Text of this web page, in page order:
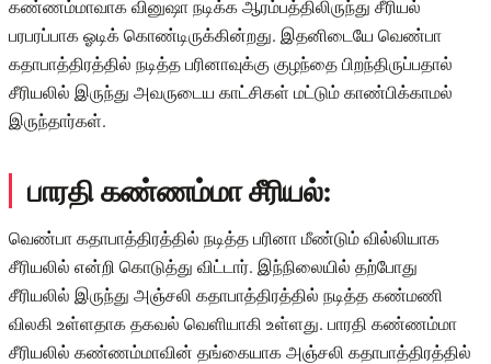
கண்ணம்மாவாக வினுஷா நடிக்க ஆரம்பத்திலிருந்து சீரியல்
பரபரப்பாக ஓடிக் கொண்டிருக்கின்றது. இதனிடையே வெண்பா
கதாபாத்திரத்தில் நடித்த பரினாவுக்கு குழந்தை பிறந்திருப்பதால்
சீரியலில் இருந்து அவருடைய காட்சிகள் மட்டும் காண்பிக்காமல்
இருந்தார்கள்.
பாரதி கண்ணம்மா சீரியல்:
வெண்பா கதாபாத்திரத்தில் நடித்த பரினா மீண்டும் வில்லியாக
சீரியலில் என்றி கொடுத்து விட்டார். இந்நிலையில் தற்போது
சீரியலில் இருந்து அஞ்சலி கதாபாத்திரத்தில் நடித்த கண்மணி
விலகி உள்ளதாக தகவல் வெளியாகி உள்ளது. பாரதி கண்ணம்மா
சீரியலில் கண்ணம்மாவின் தங்கையாக அஞ்சலி கதாபாத்திரத்தில்